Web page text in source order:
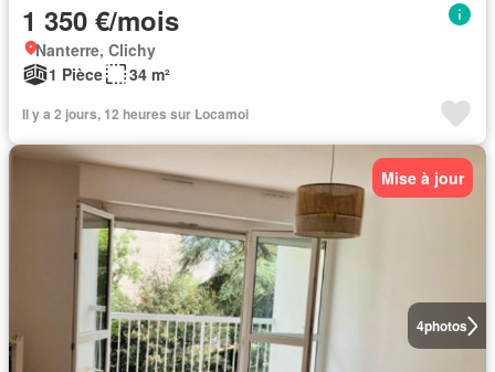
1 350 €/mois
Nanterre, Clichy
1 Pièce
34 m²
Il y a 2 jours, 12 heures sur Locamoi
4photos
Mise à jour